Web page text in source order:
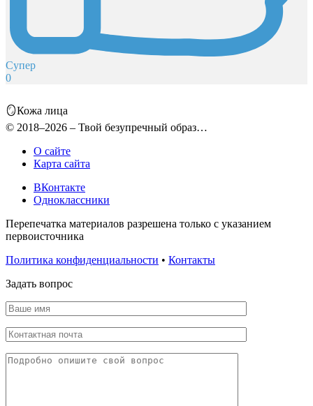
Супер
0
🪞Кожа лица
© 2018–2026 – Твой безупречный образ…
О сайте
Карта сайта
ВКонтакте
Одноклассники
Перепечатка материалов разрешена только с указанием
первоисточника
Политика конфиденциальности • Контакты
Задать вопрос